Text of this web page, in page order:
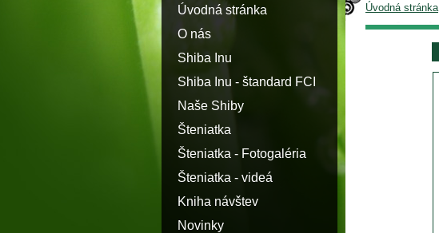
Úvodná stránka
O nás
Shiba Inu
Shiba Inu - štandard FCI
Naše Shiby
Šteniatka
Šteniatka - Fotogaléria
Šteniatka - videá
Kniha návštev
Novinky
Úvodná stránka